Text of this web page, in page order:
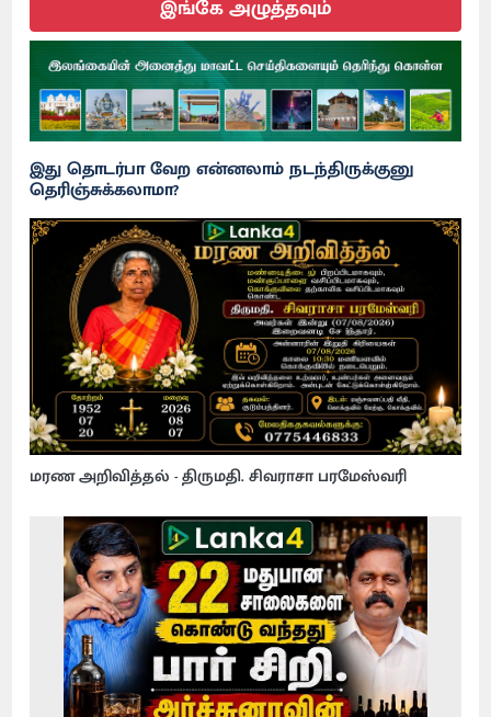
இங்கே அழுத்தவும்
இது தொடர்பா வேற என்னலாம் நடந்திருக்குனு
தெரிஞ்சுக்கலாமா?
மரண அறிவித்தல் - திருமதி. சிவராசா பரமேஸ்வரி